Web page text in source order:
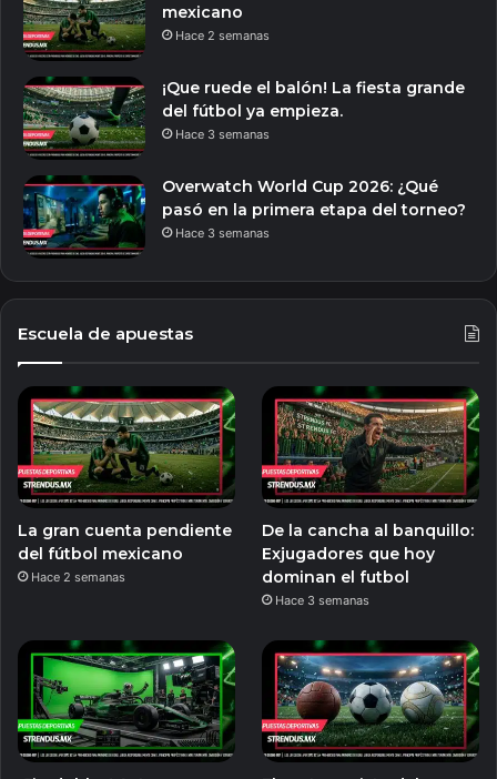
mexicano
Hace 2 semanas
¡Que ruede el balón! La fiesta grande
del fútbol ya empieza.
Hace 3 semanas
Overwatch World Cup 2026: ¿Qué
pasó en la primera etapa del torneo?
Hace 3 semanas
Escuela de apuestas
La gran cuenta pendiente
del fútbol mexicano
Hace 2 semanas
De la cancha al banquillo:
Exjugadores que hoy
dominan el futbol
Hace 3 semanas